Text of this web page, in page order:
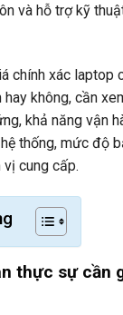
và hỗ trợ kỹ
chính xác laptop
không, cần
khả năng vận
thống, mức độ
cung cấp.
thực sự cần